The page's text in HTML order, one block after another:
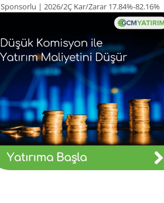
Sponsorlu | 2026/2Ç Kar/Zarar 17.84%-82.16%